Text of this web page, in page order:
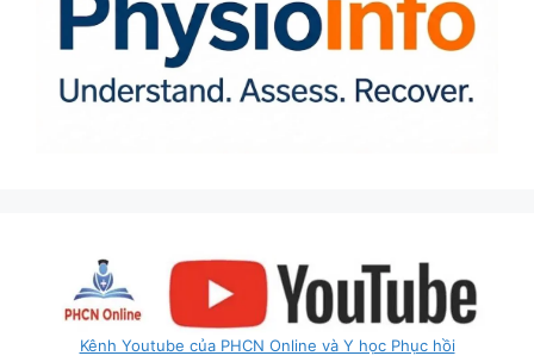
Kênh Youtube của PHCN Online và Y học Phục hồi